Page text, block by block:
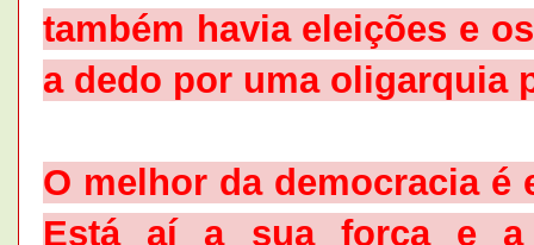
também havia eleições e
a dedo por uma oligarquia
O melhor da democracia é
Está aí a sua força e a